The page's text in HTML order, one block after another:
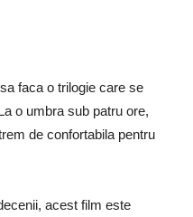
faca o trilogie care se
o umbra sub patru ore,
de confortabila pentru
acest film este